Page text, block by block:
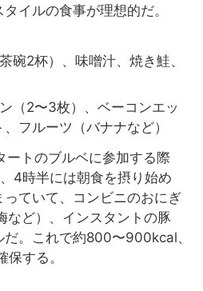
イルの食事が理想的だ。
碗2杯）、味噌汁、焼き鮭、
（2〜3枚）、ベーコンエッ
フルーツ（バナナなど）
ートのブルベに参加する際
4時半には朝食を摂り始め
っていて、コンビニのおにぎ
など）、インスタントの豚
。これで約800〜900kcal、
する。